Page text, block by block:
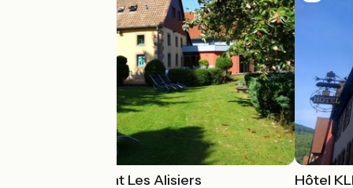
Hôtel-restaurant Les Alisiers Hôtel